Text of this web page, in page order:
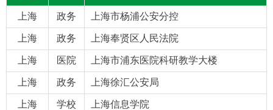
上海 政务 上海市杨浦公安分控
上海 政务 上海奉贤区人民法院
上海 医院 上海市浦东医院科研教学大楼
上海 政务 上海徐汇公安局
上海 学校 上海信息学院